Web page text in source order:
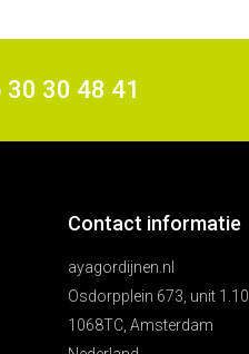
30 30 48 41
Contact informatie
ayagordijnen.nl
Osdorpplein 673, unit 1.10
1068TC, Amsterdam